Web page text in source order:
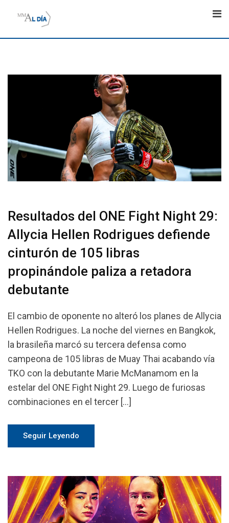
Resultados del ONE Fight Night 29:
Allycia Hellen Rodrigues defiende
cinturón de 105 libras
propinándole paliza a retadora
debutante
El cambio de oponente no alteró los planes de Allycia
Hellen Rodrigues. La noche del viernes en Bangkok,
la brasileña marcó su tercera defensa como
campeona de 105 libras de Muay Thai acabando vía
TKO con la debutante Marie McManamom en la
estelar del ONE Fight Night 29. Luego de furiosas
combinaciones en el tercer […]
Seguir Leyendo